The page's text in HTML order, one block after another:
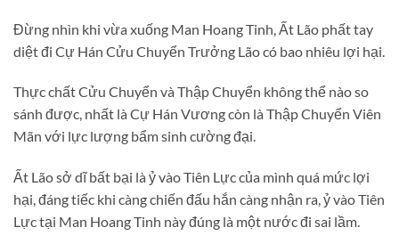
Đừng nhìn khi vừa xuống Man Hoang Tinh, Ất Lão phất tay
diệt đi Cự Hán Cửu Chuyển Trưởng Lão có bao nhiêu lợi hại.
Thực chất Cửu Chuyển và Thập Chuyển không thể nào so
sánh được, nhất là Cự Hán Vương còn là Thập Chuyển Viên
Mãn với lực lượng bẩm sinh cường đại.
Ất Lão sở dĩ bất bại là ỷ vào Tiên Lực của mình quá mức lợi
hại, đáng tiếc khi càng chiến đấu hắn càng nhận ra, ỷ vào Tiên
Lực tại Man Hoang Tinh này đúng là một nước đi sai lầm.